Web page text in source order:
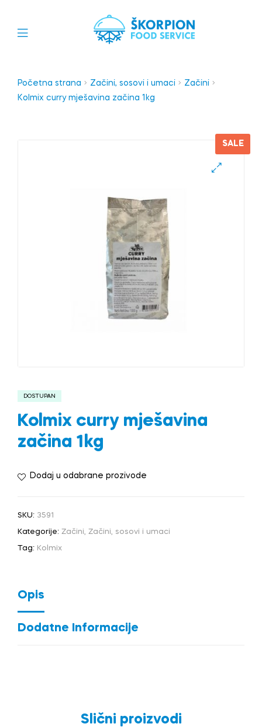
Početna strana Začini, sosovi i umaci
Začini
Kolmix curry mješavina začina 1kg
SALE
DOSTUPAN
Kolmix curry mješavina
začina 1kg
Dodaj u odabrane prozivode
SKU: 3591
Kategorije: Začini, Začini, sosovi i umaci
Tag: Kolmix
Opis
Dodatne Informacije
Slični proizvodi